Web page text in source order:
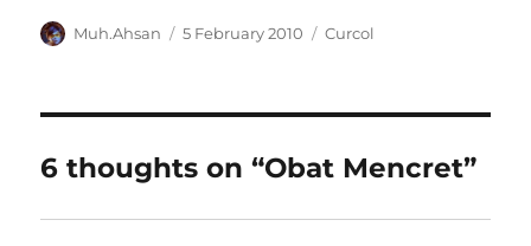
Author
Muh.Ahsan
Posted
5 February 2010 Categories
Curcol
6 thoughts on “Obat Mencret”